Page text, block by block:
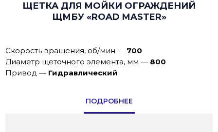
ЩЕТКА ДЛЯ МОЙКИ ОГРАЖДЕНИЙ
ЩМБУ «ROAD MASTER»
Скорость врaщения, об/мин — 700
Диаметр щеточного элемента, мм— 800
Пpивoд— Гидравлический
ПОДРОБНЕЕ